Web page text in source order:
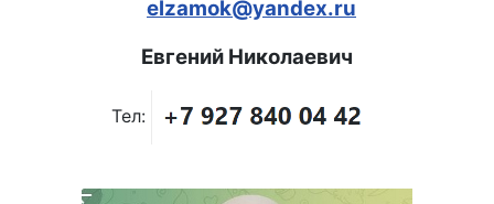
elzamok@yandex.ru
Евгений Николаевич
Тел: